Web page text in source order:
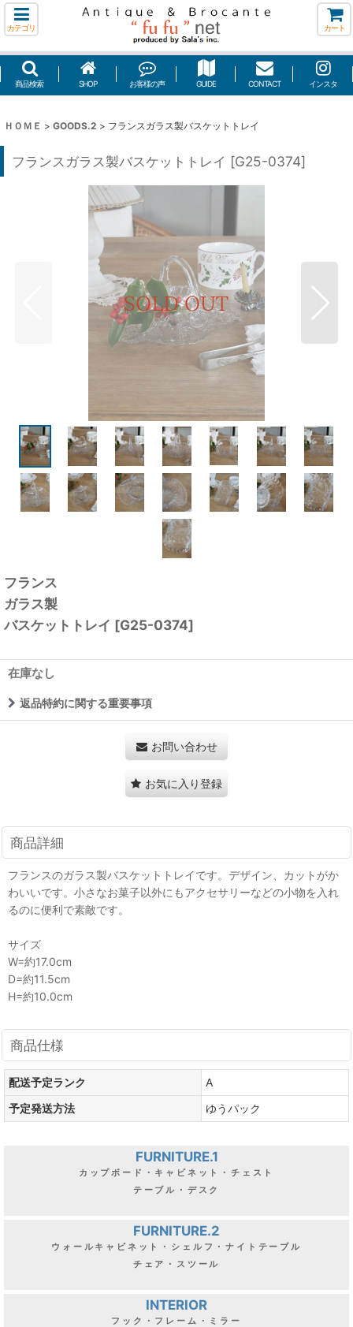
カテゴリ カート
商品検索 SHOP お客様の声 GUIDE CONTACT インスタ
ＨＯＭＥ > GOODS.2 > フランスガラス製バスケットトレイ
フランスガラス製バスケットトレイ [G25-0374]
フランス
ガラス製
バスケットトレイ [G25-0374]
在庫なし
返品特約に関する重要事項
お問い合わせ
お気に入り登録
商品詳細
フランスのガラス製バスケットトレイです。デザイン、カットがか
わいいです。小さなお菓子以外にもアクセサリーなどの小物を入れ
るのに便利で素敵です。
サイズ
W=約17.0cm
D=約11.5cm
H=約10.0cm
商品仕様
配送予定ランク
A
予定発送方法
ゆうパック
FURNITURE.1
カップボード・キャビネット・チェスト
テーブル・デスク
FURNITURE.2
ウォールキャビネット・シェルフ・ナイトテーブル
チェア・スツール
INTERIOR
フック・フレーム・ミラー